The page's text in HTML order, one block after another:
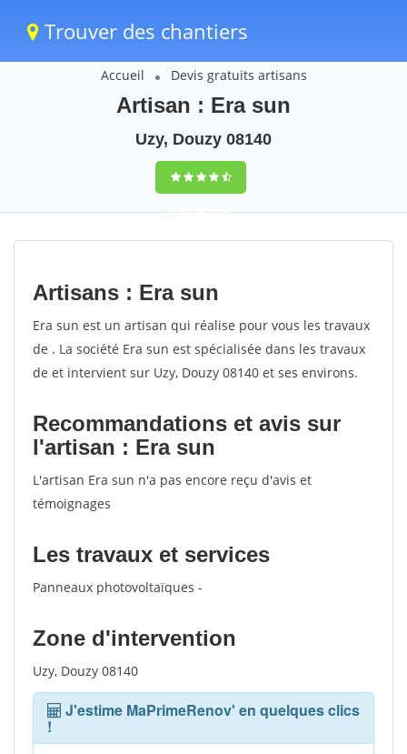
Trouver des chantiers
Accueil Devis gratuits artisans
Artisan : Era sun
Uzy, Douzy 08140
9,5(100%)56
votes
Artisans : Era sun
Era sun est un artisan qui réalise pour vous les travaux
de . La société Era sun est spécialisée dans les travaux
de et intervient sur Uzy, Douzy 08140 et ses environs.
Recommandations et avis sur
l'artisan : Era sun
L'artisan Era sun n'a pas encore reçu d'avis et
témoignages
Les travaux et services
Panneaux photovoltaïques -
Zone d'intervention
Uzy, Douzy 08140